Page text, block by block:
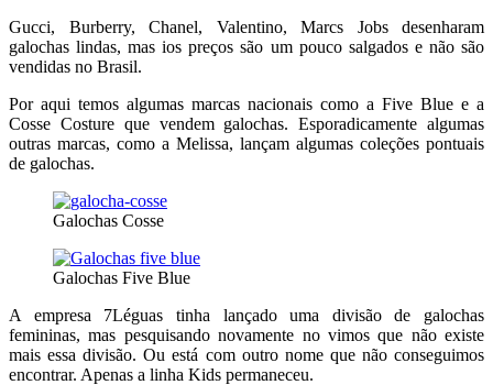
Gucci, Burberry, Chanel, Valentino, Marcs Jobs desenharam
galochas lindas, mas ios preços são um pouco salgados e não são
vendidas no Brasil.
Por aqui temos algumas marcas nacionais como a Five Blue e a
Cosse Costure que vendem galochas. Esporadicamente algumas
outras marcas, como a Melissa, lançam algumas coleções pontuais
de galochas.
Galochas Cosse
Galochas Five Blue
A empresa 7Léguas tinha lançado uma divisão de galochas
femininas, mas pesquisando novamente no vimos que não existe
mais essa divisão. Ou está com outro nome que não conseguimos
encontrar. Apenas a linha Kids permaneceu.